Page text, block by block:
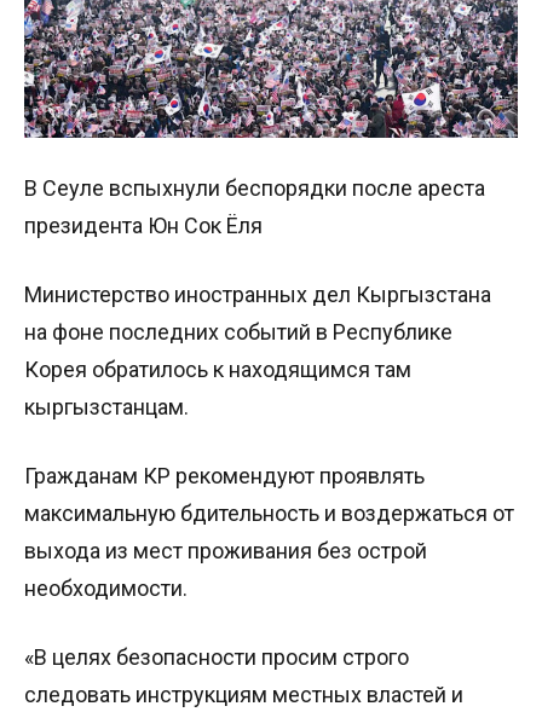
В Сеуле вспыхнули беспорядки после ареста
президента Юн Сок Ёля
Министерство иностранных дел Кыргызстана
на фоне последних событий в Республике
Корея обратилось к находящимся там
кыргызстанцам.
Гражданам КР рекомендуют проявлять
максимальную бдительность и воздержаться от
выхода из мест проживания без острой
необходимости.
«В целях безопасности просим строго
следовать инструкциям местных властей и